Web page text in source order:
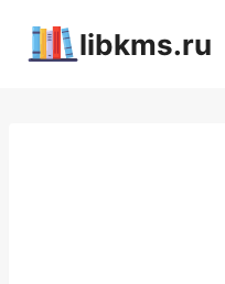
libkms.ru